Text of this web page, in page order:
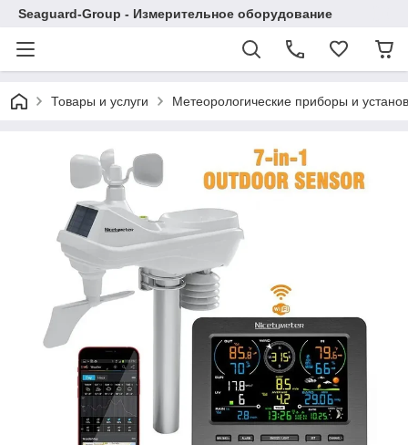
Seaguard-Group - Измерительное оборудование
Товары и услуги Метеорологические приборы и